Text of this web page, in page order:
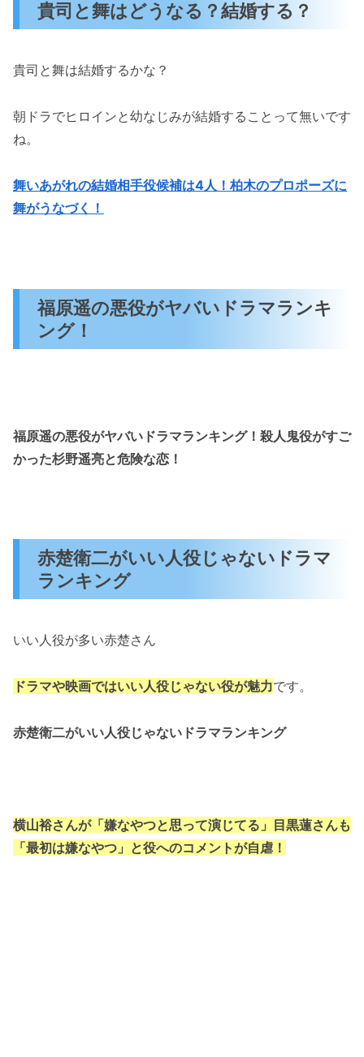
貴司と舞はどうなる？結婚する？
貴司と舞は結婚するかな？
朝ドラでヒロインと幼なじみが結婚することって無いです
ね。
舞いあがれの結婚相手役候補は4人！柏木のプロポーズに
舞がうなづく！
福原遥の悪役がヤバいドラマランキ
ング！
福原遥の悪役がヤバいドラマランキング！殺人鬼役がすご
かった杉野遥亮と危険な恋！
赤楚衛二がいい人役じゃないドラマ
ランキング
いい人役が多い赤楚さん
ドラマや映画ではいい人役じゃない役が魅力です。
赤楚衛二がいい人役じゃないドラマランキング
横山裕さんが「嫌なやつと思って演じてる」目黒蓮さんも
「最初は嫌なやつ」と役へのコメントが自虐！